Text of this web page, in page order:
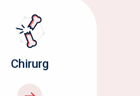
Chirurg